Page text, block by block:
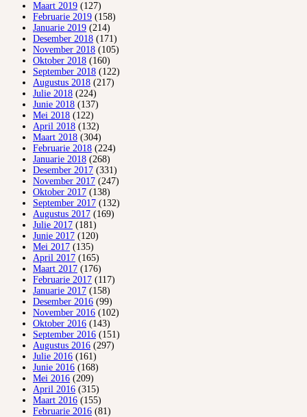
Maart 2019 (127)
Februarie 2019 (158)
Januarie 2019 (214)
Desember 2018 (171)
November 2018 (105)
Oktober 2018 (160)
September 2018 (122)
Augustus 2018 (217)
Julie 2018 (224)
Junie 2018 (137)
Mei 2018 (122)
April 2018 (132)
Maart 2018 (304)
Februarie 2018 (224)
Januarie 2018 (268)
Desember 2017 (331)
November 2017 (247)
Oktober 2017 (138)
September 2017 (132)
Augustus 2017 (169)
Julie 2017 (181)
Junie 2017 (120)
Mei 2017 (135)
April 2017 (165)
Maart 2017 (176)
Februarie 2017 (117)
Januarie 2017 (158)
Desember 2016 (99)
November 2016 (102)
Oktober 2016 (143)
September 2016 (151)
Augustus 2016 (297)
Julie 2016 (161)
Junie 2016 (168)
Mei 2016 (209)
April 2016 (315)
Maart 2016 (155)
Februarie 2016 (81)